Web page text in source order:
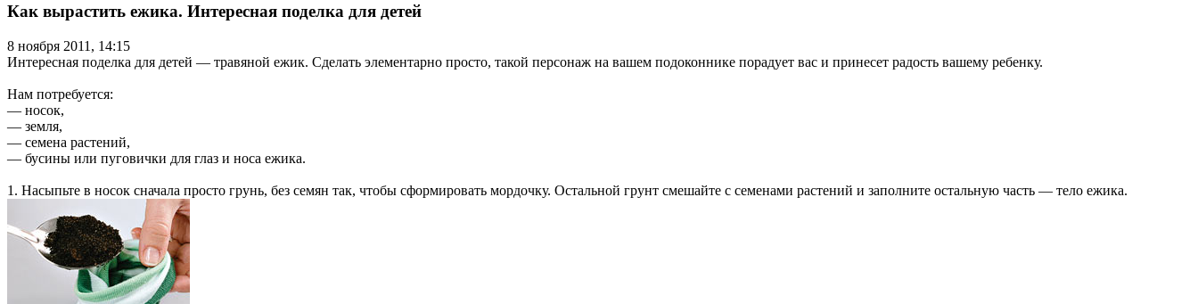
Как вырастить ежика. Интересная поделка для детей
8 ноября 2011, 14:15
Интересная поделка для детей — травяной ежик. Сделать элементарно просто, такой персонаж на вашем подоконнике порадует вас и принесет радость вашему ребенку.
Нам потребуется:
— носок,
— земля,
— семена растений,
— бусины или пуговички для глаз и носа ежика.
1. Насыпьте в носок сначала просто грунь, без семян так, чтобы сформировать мордочку. Остальной грунт смешайте с семенами растений и заполните остальную часть — тело ежика.